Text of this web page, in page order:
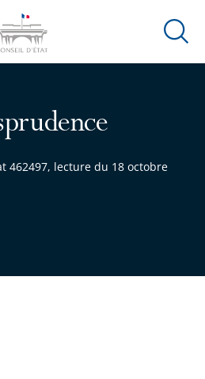
Ouvrir
462497, lecture du 18 octobre